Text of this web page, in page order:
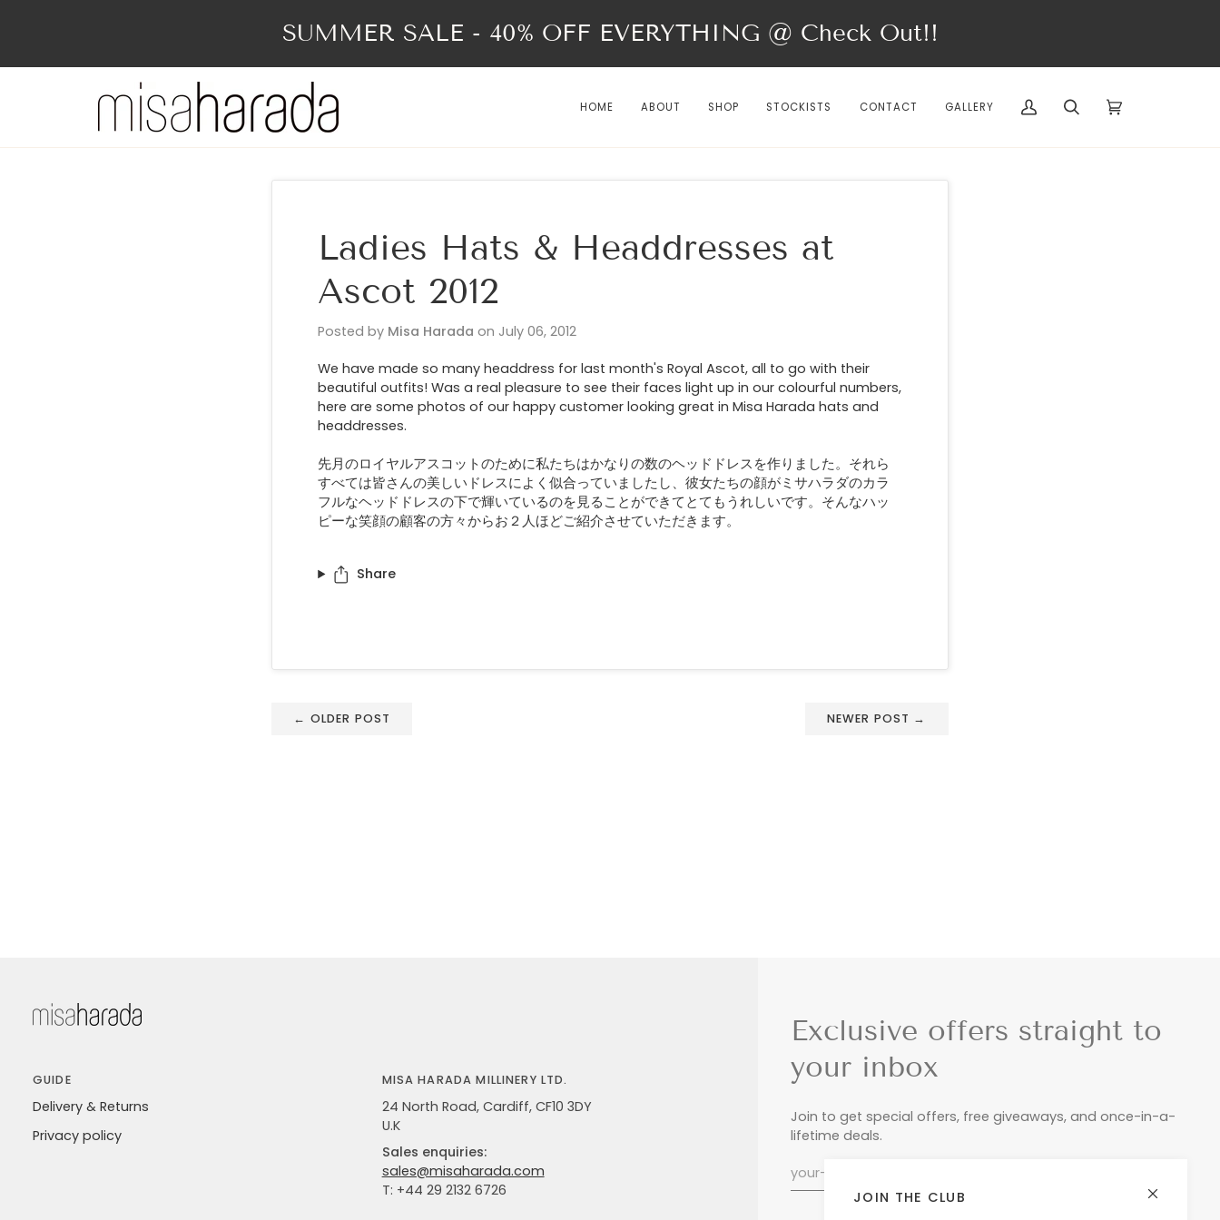
SUMMER SALE - 40% OFF EVERYTHING @ Check Out!!
HOME ABOUT SHOP STOCKISTS CONTACT GALLERY
My
Search Cart
JOIN THE CLUB
Ladies Hats & Headdresses at
Ascot 2012
Posted by Misa Harada on July 06, 2012
We have made so many headdress for last month's Royal Ascot, all to go with their
beautiful outfits! Was a real pleasure to see their faces light up in our colourful numbers,
here are some photos of our happy customer looking great in Misa Harada hats and
headdresses.
先月のロイヤルアスコットのために私たちはかなりの数のヘッドドレスを作りました。それら
すべては皆さんの美しいドレスによく似合っていましたし、彼女たちの顔がミサハラダのカラ
フルなヘッドドレスの下で輝いているのを見ることができてとてもうれしいです。そんなハッ
ピーな笑顔の顧客の方々からお２人ほどご紹介させていただきます。
Share
← OLDER POST NEWER POST →
Exclusive offers straight to
your inbox
Join to get special offers, free giveaways, and once-in-a-
lifetime deals.
GUIDE
Delivery & Returns
Privacy policy
MISA HARADA MILLINERY LTD.
24 North Road, Cardiff, CF10 3DY
U.K
Sales enquiries:
sales@misaharada.com
T: +44 29 2132 6726